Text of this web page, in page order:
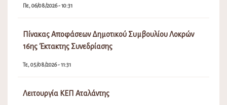
Πε, 06/08/2026 - 10:31
Πίνακας Αποφάσεων Δημοτικού Συμβουλίου Λοκρών
16ης Έκτακτης Συνεδρίασης
Τε, 05/08/2026 - 11:31
Λειτουργία ΚΕΠ Αταλάντης